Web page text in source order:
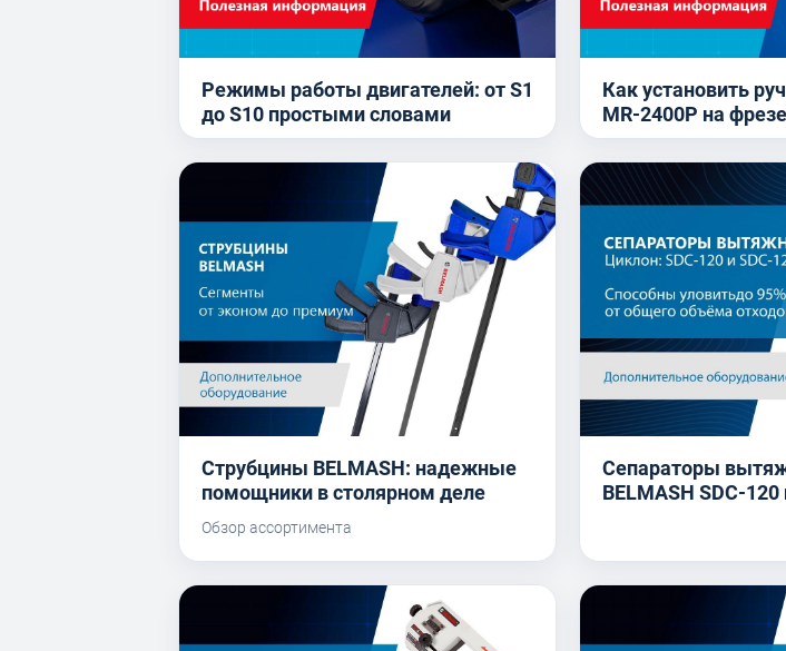
Режимы работы двигателей: от S1
до S10 простыми словами
Как установить
MR-2400P на
Струбцины BELMASH: надежные
помощники в столярном деле
Обзор ассортимента
Сепараторы
BELMASH SDC-120